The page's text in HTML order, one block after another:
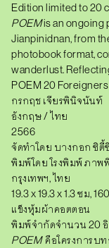
Edition limited to 20
POEMis an ongoing
Jianpinidnan, from
photobook format,
wanderlust.
POEM 20
กรกฤช เจียรพินิจนันท์
อังกฤษ / ไทย
2566
จัดทำโดย บางกอก ซิตี้
พิมพ์โดย โรงพิมพ์ ภาพ
กรุงเทพฯ, ไทย
19.3 x 19.3 x 1.3 ซม,
แข็งหุ้มผ้าคอตตอน
พิมพ์จำกัดจำนวน 20
POEMคือโครงการบ